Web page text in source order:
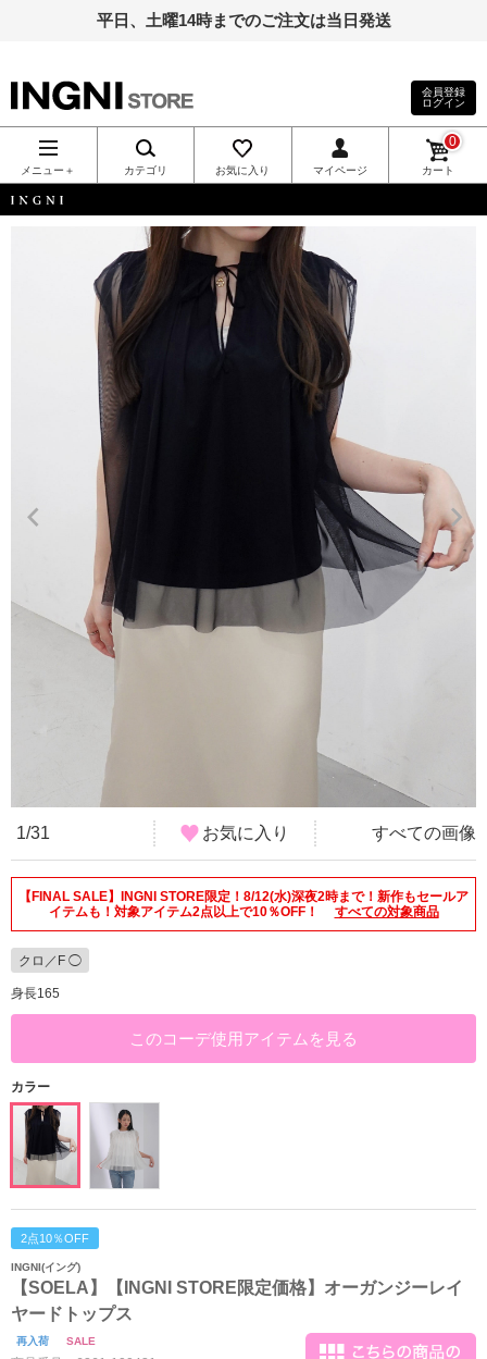
平日、土曜14時までのご注文は当日発送
INGNI（イン
グ）公式通
販｜INGNI
STORE
会員登録
ログイン
メニュー＋ カテゴリ お気に入り マイページ カート
0
INGNI
1/31 お気に入り すべての画像
【FINAL SALE】INGNI STORE限定！8/12(水)深夜2時まで！新作もセールア
イテムも！対象アイテム2点以上で10％OFF！
すべての対象商品
クロ／F ◯
身長165
このコーデ使用アイテムを見る
カラー
2点10％OFF
INGNI(イング)
【SOELA】【INGNI STORE限定価格】オーガンジーレイ
ヤードトップス
再入荷 SALE